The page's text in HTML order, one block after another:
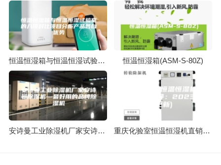
恒温恒湿箱与恒温恒湿试验室的八项对比项目分析产品各自优势 恒温恒湿箱(ASM-S-80Z)
安诗曼工业除湿机厂家安诗曼除湿机—最好用的品牌除湿机 重庆化验室恒温恒湿机直销(技术指导：2023已更新)